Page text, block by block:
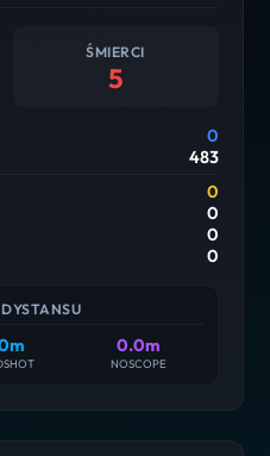
ŚMIERCI
5
0
483
0
0
0
0
0.0m
NOSCOPE